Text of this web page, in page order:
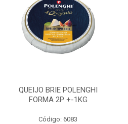
QUEIJO BRIE POLENGHI
FORMA 2P +-1KG
Código: 6083